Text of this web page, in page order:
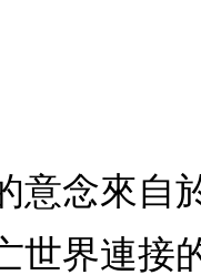
意念來自
世界連接